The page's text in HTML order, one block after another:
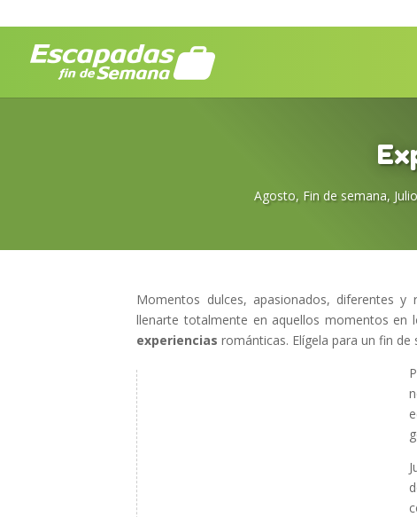
Agosto, Fin de semana, Julio
Momentos dulces, apasionados, diferentes
llenarte totalmente en aquellos momentos en
experienciasrománticas. Elígela para un fin de